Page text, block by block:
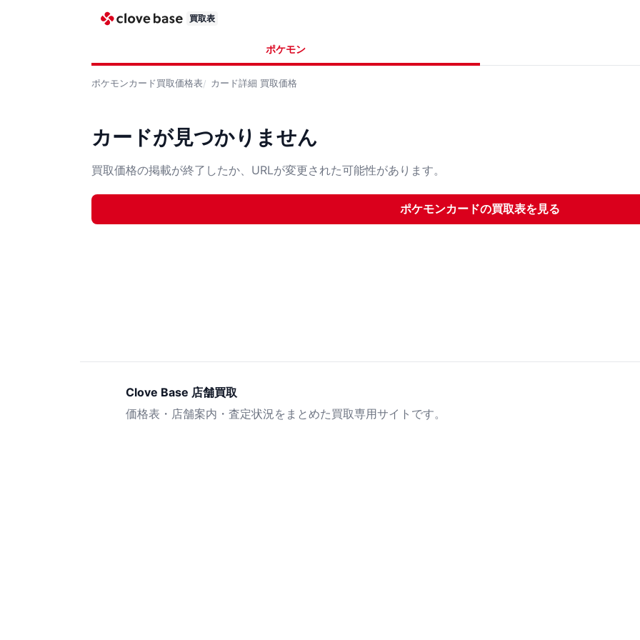
買取表
ポケモン
ポケモンカード買取価格表 カード詳細 買取価格
カードが見つかりません
買取価格の掲載が終了したか、URLが変更された可能性があります。
ポケモンカードの買取表を見る
Clove Base 店舗買取
価格表・店舗案内・査定状況をまとめた買取専用サイトです。